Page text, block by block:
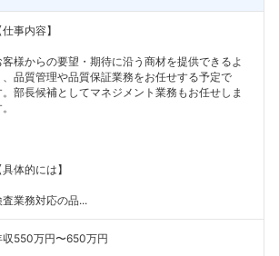
仕事内容】
客様からの要望・期待に沿う商材を提供できるよ
、品質管理や品質保証業務をお任せする予定で
。部長候補としてマネジメント業務もお任せしま
具体的には】
査業務対応の品...
収550万円〜650万円